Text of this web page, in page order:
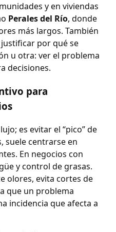
y en viviendas
Perales del Río, donde
más largos. También
por qué se
u otra: ver el problema
decisiones.
para
es evitar el “pico” de
suele centrarse en
En negocios con
y control de grasas.
olores, evita cortes de
que un problema
incidencia que afecta a